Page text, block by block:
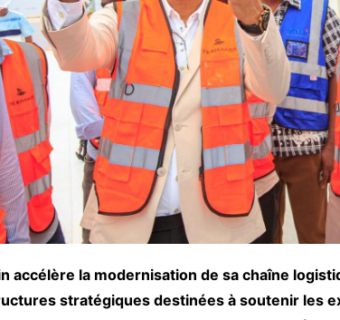
Gambie
Ghana
Guinée
Guinée Bissau
Ile Maurice
Kenya
Lesotho Fr
Mali
Malawi Fr
accélère la modernisation de sa chaîne
stratégiques destinées à soutenir les